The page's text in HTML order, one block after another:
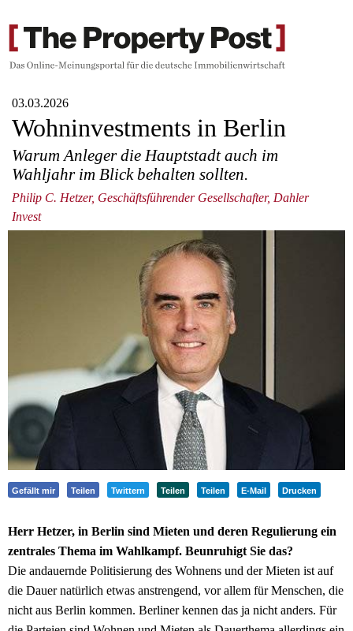
03.03.2026
Wohninvestments in Berlin
Warum Anleger die Hauptstadt auch im
Wahljahr im Blick behalten sollten.
Philip C. Hetzer, Geschäftsführender Gesellschafter, Dahler
Invest
Gefällt mir Teilen Twittern Teilen Teilen E-Mail Drucken
Herr Hetzer, in Berlin sind Mieten und deren Regulierung ein
zentrales Thema im Wahlkampf. Beunruhigt Sie das?
Die andauernde Politisierung des Wohnens und der Mieten ist auf
die Dauer natürlich etwas anstrengend, vor allem für Menschen, die
nicht aus Berlin kommen. Berliner kennen das ja nicht anders. Für